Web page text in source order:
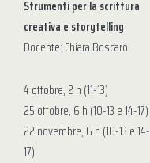
Strumenti per la scrittura
creativa e storytelling
Docente: Chiara Boscaro
4 ottobre, 2 h (11-13)
25 ottobre, 6 h (10-13 e 14-17)
22 novembre, 6 h (10-13 e 14-
17)